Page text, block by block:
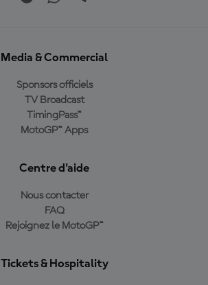
Media & Commercial
Sponsors officiels
TV Broadcast
TimingPass™
MotoGP™ Apps
Centre d'aide
Nous contacter
FAQ
Rejoignez le MotoGP™
Tickets & Hospitality